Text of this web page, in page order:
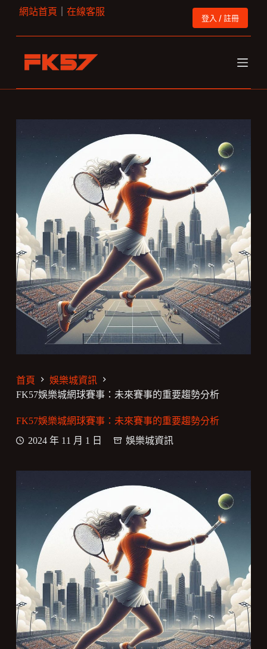
跳網站首頁 在線客服
登入 / 註冊
首頁
娛樂城資訊
FK57娛樂城網球賽事：未來賽事的重要趨勢分析
FK57娛樂城網球賽事：未來賽事的重要趨勢分析
2024 年 11 月 1 日
娛樂城資訊